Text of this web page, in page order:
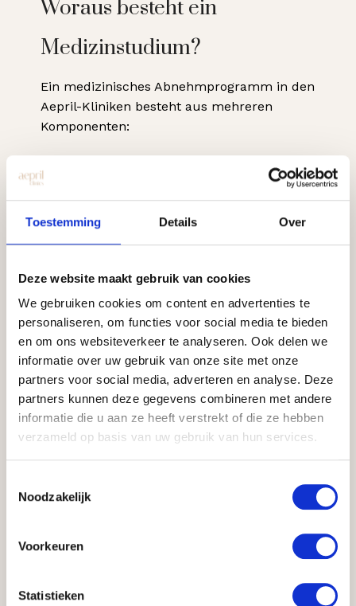
Toestemming Details Over
Deze website maakt gebruik van cookies
We gebruiken cookies om content en advertenties te
personaliseren, om functies voor social media te bieden
en om ons websiteverkeer te analyseren. Ook delen we
informatie over uw gebruik van onze site met onze
partners voor social media, adverteren en analyse. Deze
partners kunnen deze gegevens combineren met andere
informatie die u aan ze heeft verstrekt of die ze hebben
verzameld op basis van uw gebruik van hun services.
Noodzakelijk
Voorkeuren
Statistieken
Woraus besteht ein
Medizinstudium?
Ein medizinisches Abnehmprogramm in den
Aepril-Kliniken besteht aus mehreren
Komponenten:
Besprechung von Erwartungen und
erreichbaren Zielen
Erläuterung von Wirkung, Dosierung
Regelmäßige Kontrollen
Lebensstilberatung zur Unterstützung
Die Injektion wird einmal pro Woche mit
einem Pen subkutan verabreicht. Viele
Kunden verspüren bereits nach wenigen
Wochen weniger Appetit.
Wie bei jedem Medikament können auch
Verminderter Appetit
Darm